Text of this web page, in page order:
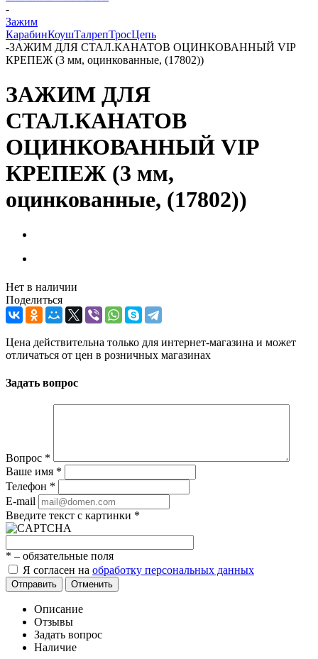
-
Зажим
КарабинКоушТалрепТросЦепь
-ЗАЖИМ ДЛЯ СТАЛ.КАНАТОВ ОЦИНКОВАННЫЙ VIP
КРЕПЕЖ (3 мм, оцинкованные, (17802))
ЗАЖИМ ДЛЯ
СТАЛ.КАНАТОВ
ОЦИНКОВАННЫЙ VIP
КРЕПЕЖ (3 мм,
оцинкованные, (17802))
Нет в наличии
Поделиться
Цена действительна только для интернет-магазина и может
отличаться от цен в розничных магазинах
Задать вопрос
Вопрос *
Ваше имя *
Телефон *
E-mail
Введите текст с картинки *
* – обязательные поля
Я согласен на обработку персональных данных
Отправить Отменить
Описание
Отзывы
Задать вопрос
Наличие